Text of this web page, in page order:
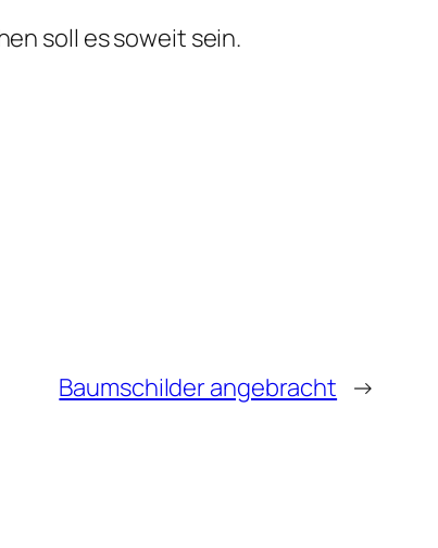
soll es soweit sein.
Baumschilder angebracht →